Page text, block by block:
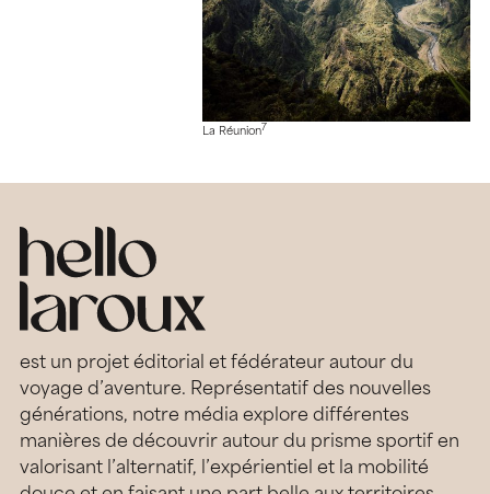
La Réunion7
est un projet éditorial et fédérateur autour du
voyage d’aventure. Représentatif des nouvelles
générations, notre média explore différentes
manières de découvrir autour du prisme sportif en
valorisant l’alternatif, l’expérientiel et la mobilité